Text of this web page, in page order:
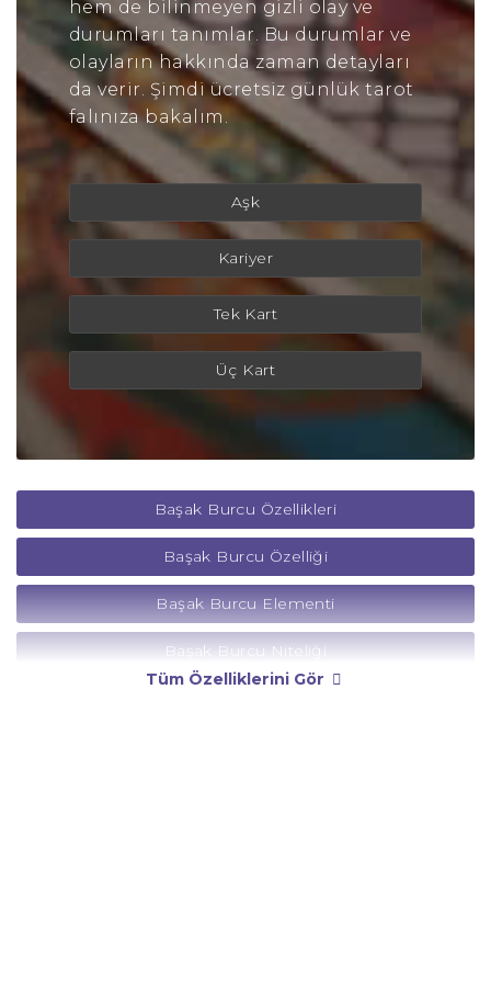
hem de bilinmeyen gizli olay ve
durumları tanımlar. Bu durumlar ve
olayların hakkında zaman detayları
da verir. Şimdi ücretsiz günlük tarot
falınıza bakalım.
Aşk
Kariyer
Tek Kart
Üç Kart
Başak Burcu Özellikleri
Başak Burcu Özelliği
Başak Burcu Elementi
Başak Burcu Niteliği
Tüm Özelliklerini Gör